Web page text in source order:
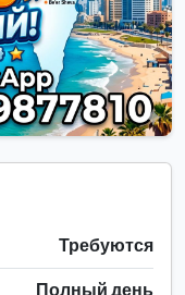
Требуются
Полный день